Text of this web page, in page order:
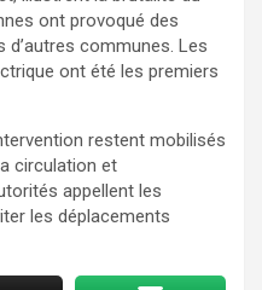
ont provoqué des
d’autres communes. Les
ont été les premiers
restent mobilisés
circulation et
appellent les
les déplacements